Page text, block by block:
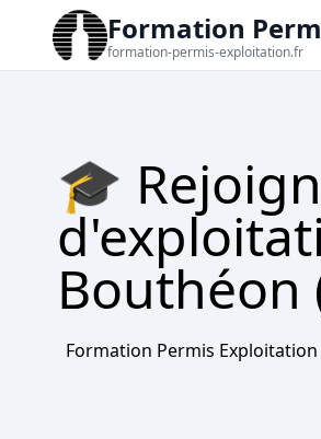
Formation
formation-permis-exploitation.fr
🎓
Bouthéon
Formation Permis Exploitation